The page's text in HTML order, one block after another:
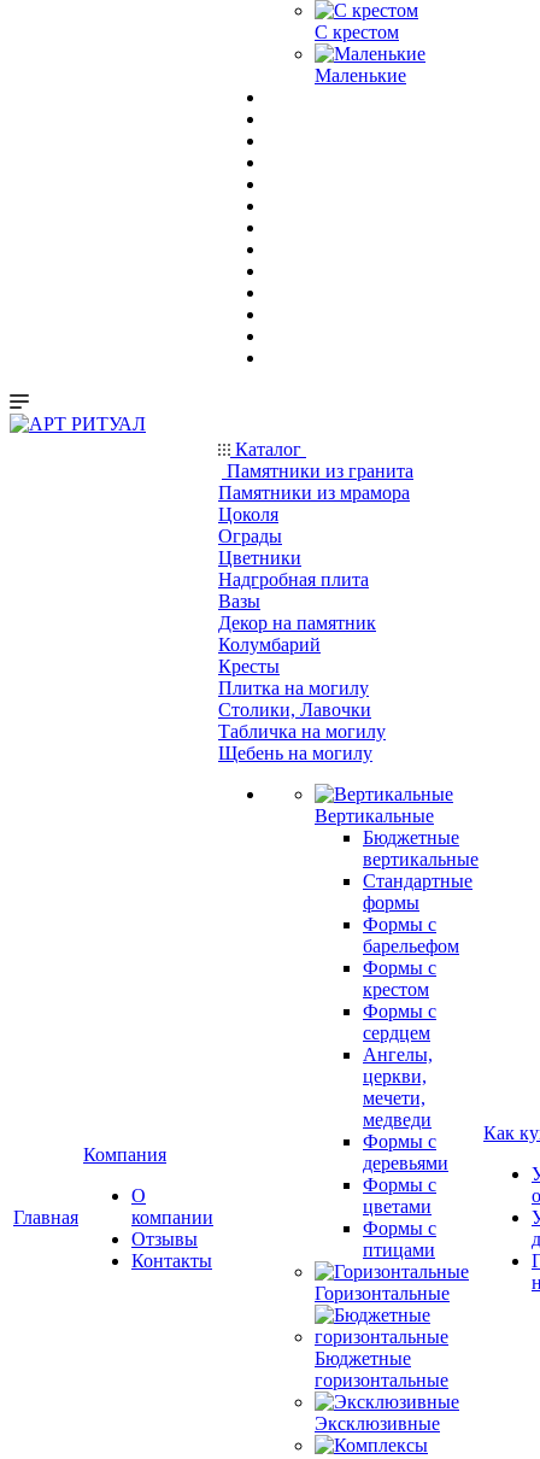
С крестом
Маленькие
Главная
Компания
О
компании
Отзывы
Контакты
Каталог
Памятники из гранита
Памятники из мрамора
Цоколя
Ограды
Цветники
Надгробная плита
Вазы
Декор на памятник
Колумбарий
Кресты
Плитка на могилу
Столики, Лавочки
Табличка на могилу
Щебень на могилу
Вертикальные
Бюджетные
вертикальные
Стандартные
формы
Формы с
барельефом
Формы с
крестом
Формы с
сердцем
Ангелы,
церкви,
мечети,
медведи
Формы с
деревьями
Формы с
цветами
Формы с
птицами
Горизонтальные
Бюджетные
горизонтальные
Эксклюзивные
Как